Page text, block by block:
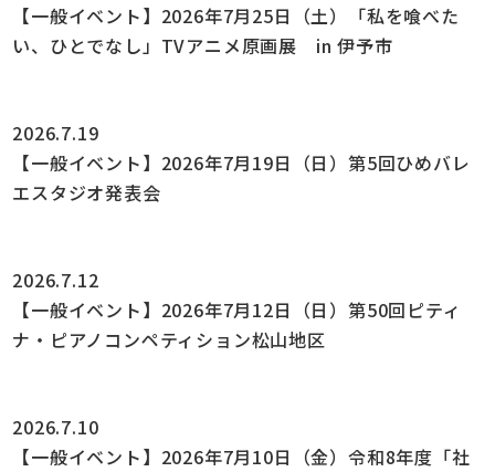
【一般イベント】2026年7月25日（土）「私を喰べた
い、ひとでなし」TVアニメ原画展 in 伊予市
2026.7.19
【一般イベント】2026年7月19日（日）第5回ひめバレ
エスタジオ発表会
2026.7.12
【一般イベント】2026年7月12日（日）第50回ピティ
ナ・ピアノコンペティション松山地区
2026.7.10
【一般イベント】2026年7月10日（金）令和8年度「社